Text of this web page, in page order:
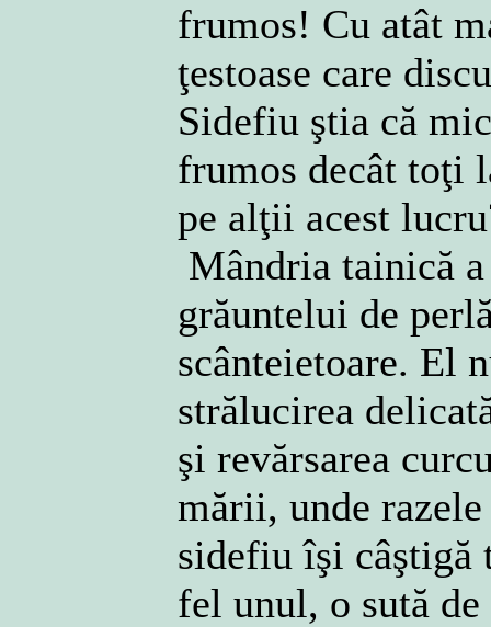
frumos! Cu atât
ţestoase care
Sidefiu ştia că
frumos decât toţi
pe alţii acest
Mândria tainică
grăuntelui de
scânteietoare. El
strălucirea
şi revărsarea
mării, unde
sidefiu îşi câştigă
fel unul, o sută